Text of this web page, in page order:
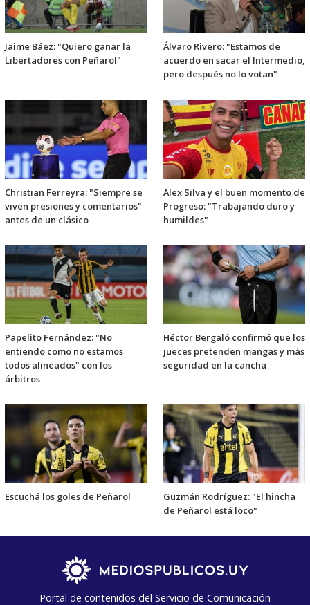
Jaime Báez: "Quiero ganar la
Libertadores con Peñarol"
Álvaro Rivero: "Estamos de
acuerdo en sacar el Intermedio,
pero después no lo votan"
Christian Ferreyra: "Siempre se
viven presiones y comentarios"
antes de un clásico
Alex Silva y el buen momento de
Progreso: "Trabajando duro y
humildes"
Papelito Fernández: "No
entiendo como no estamos
todos alineados" con los
árbitros
Héctor Bergaló confirmó que los
jueces pretenden mangas y más
seguridad en la cancha
Escuchá los goles de Peñarol
Guzmán Rodríguez: "El hincha
de Peñarol está loco"
Portal de contenidos del Servicio de Comunicación